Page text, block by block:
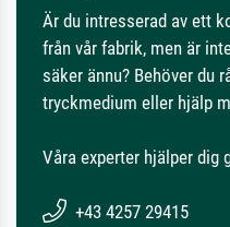
Är du intresserad av ett
från vår fabrik, men är
säker ännu? Behöver du
tryckmedium eller hjälp
Våra experter hjälper dig
+43 4257 29415